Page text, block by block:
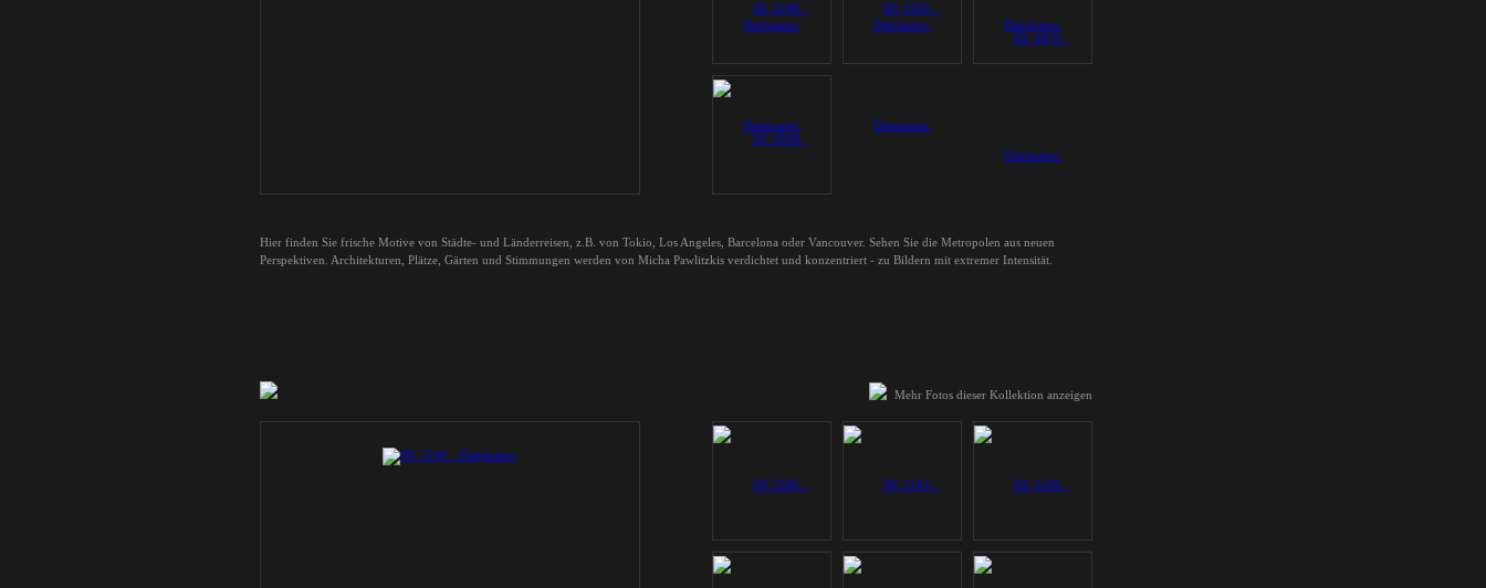
Hier finden Sie frische Motive von Städte- und Länderreisen, z.B. von Tokio, Los Angeles, Barcelona oder Vancouver. Sehen Sie die Metropolen aus neuen
Perspektiven. Architekturen, Plätze, Gärten und Stimmungen werden von Micha Pawlitzkis verdichtet und konzentriert - zu Bildern mit extremer Intensität.
Mehr Fotos dieser Kollektion anzeigen